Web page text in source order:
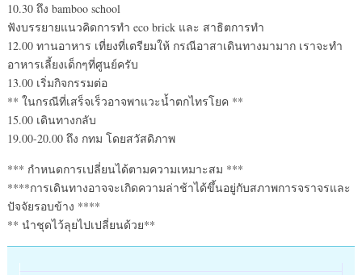
10.30 ถึง bamboo school
ฟังบรรยายแนวคิดการทำ eco brick และ สาธิตการทำ
12.00 ทานอาหาร เที่ยงที่เตรียมให้ กรณีอาสาเดินทางมามาก เราจะทำ
อาหารเลี้ยงเด็กๆที่ศูนย์ครับ
13.00 เริ่มกิจกรรมต่อ
** ในกรณีที่เสร็จเร็วอาจพาแวะน้ำตกไทรโยค **
15.00 เดินทางกลับ
19.00-20.00 ถึง กทม โดยสวัสดิภาพ
*** กำหนดการเปลี่ยนได้ตามความเหมาะสม ***
****การเดินทางอาจจะเกิดความล่าช้าได้ขึ้นอยู่กับสภาพการจราจรและ
ปัจจัยรอบข้าง ****
** นำชุดไว้ลุยไปเปลี่ยนด้วย**